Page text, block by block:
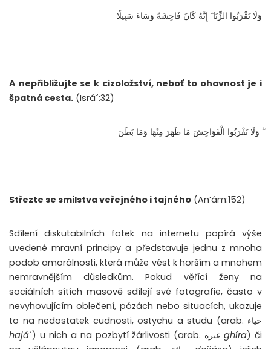
وَلَا تَقْرَبُوا الزِّنَا ۖ إِنَّهُ كَانَ فَاحِشَةً وَسَاءَ سَبِيلًا
A nepřibližujte se k cizoložství, neboť to ohavnost je i
špatná cesta. (Isrá´:32)
ۖ وَلَا تَقْرَبُوا الْفَوَاحِشَ مَا ظَهَرَ مِنْهَا وَمَا بَطَنَ
Střezte se smilstva veřejného i tajného (An’ám:152)
Sdílení diskutabilních fotek na internetu popírá výše
uvedené mravní principy a představuje jednu z mnoha
podob amorálnosti, která může vést k horším a mnohem
nemravnějším důsledkům. Pokud věřící ženy na
sociálních sítích masově sdílejí své fotografie, často v
nevyhovujícím oblečení, pózách nebo situacích, ukazuje
to na nedostatek cudnosti, ostychu a studu (arab. حياء
hajá
´) u nich a na pozbytí žárlivosti (arab. غيرةghíra) či